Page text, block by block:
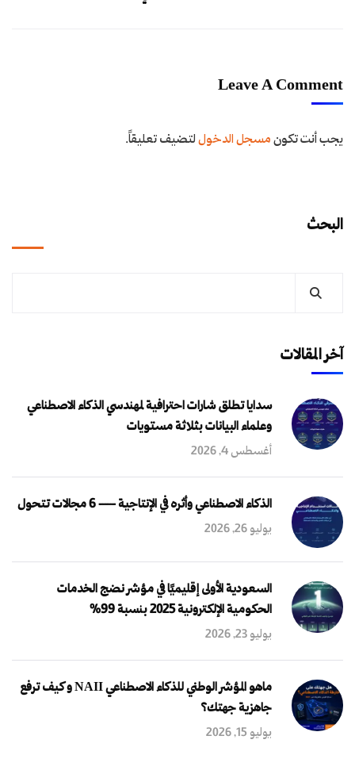
Leave A Comment
يجب أنت تكونمسجل الدخوللتضيف تعليقاً.
البحث
آخر المقالات
سدايا تطلق شارات احترافية لمهندسي الذكاء الاصطناعي
وعلماء البيانات بثلاثة مستويات
أغسطس 4, 2026
الذكاء الاصطناعي وأثره في الإنتاجية — 6 مجالات تتحول
يوليو 26, 2026
السعودية الأولى إقليميًا في مؤشر نضج الخدمات
الحكومية الإلكترونية 2025 بنسبة 99%
يوليو 23, 2026
ماهو المؤشر الوطني للذكاء الاصطناعي NAII و كيف ترفع
جاهزية جهتك؟
يوليو 15, 2026